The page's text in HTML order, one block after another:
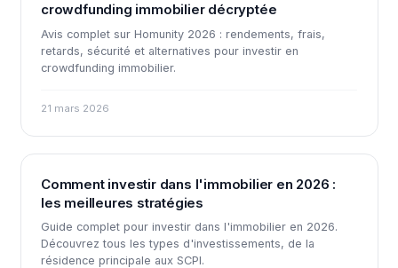
crowdfunding immobilier décryptée
Avis complet sur Homunity 2026 : rendements, frais,
retards, sécurité et alternatives pour investir en
crowdfunding immobilier.
21 mars 2026
Comment investir dans l'immobilier en 2026 :
les meilleures stratégies
Guide complet pour investir dans l'immobilier en 2026.
Découvrez tous les types d'investissements, de la
résidence principale aux SCPI.